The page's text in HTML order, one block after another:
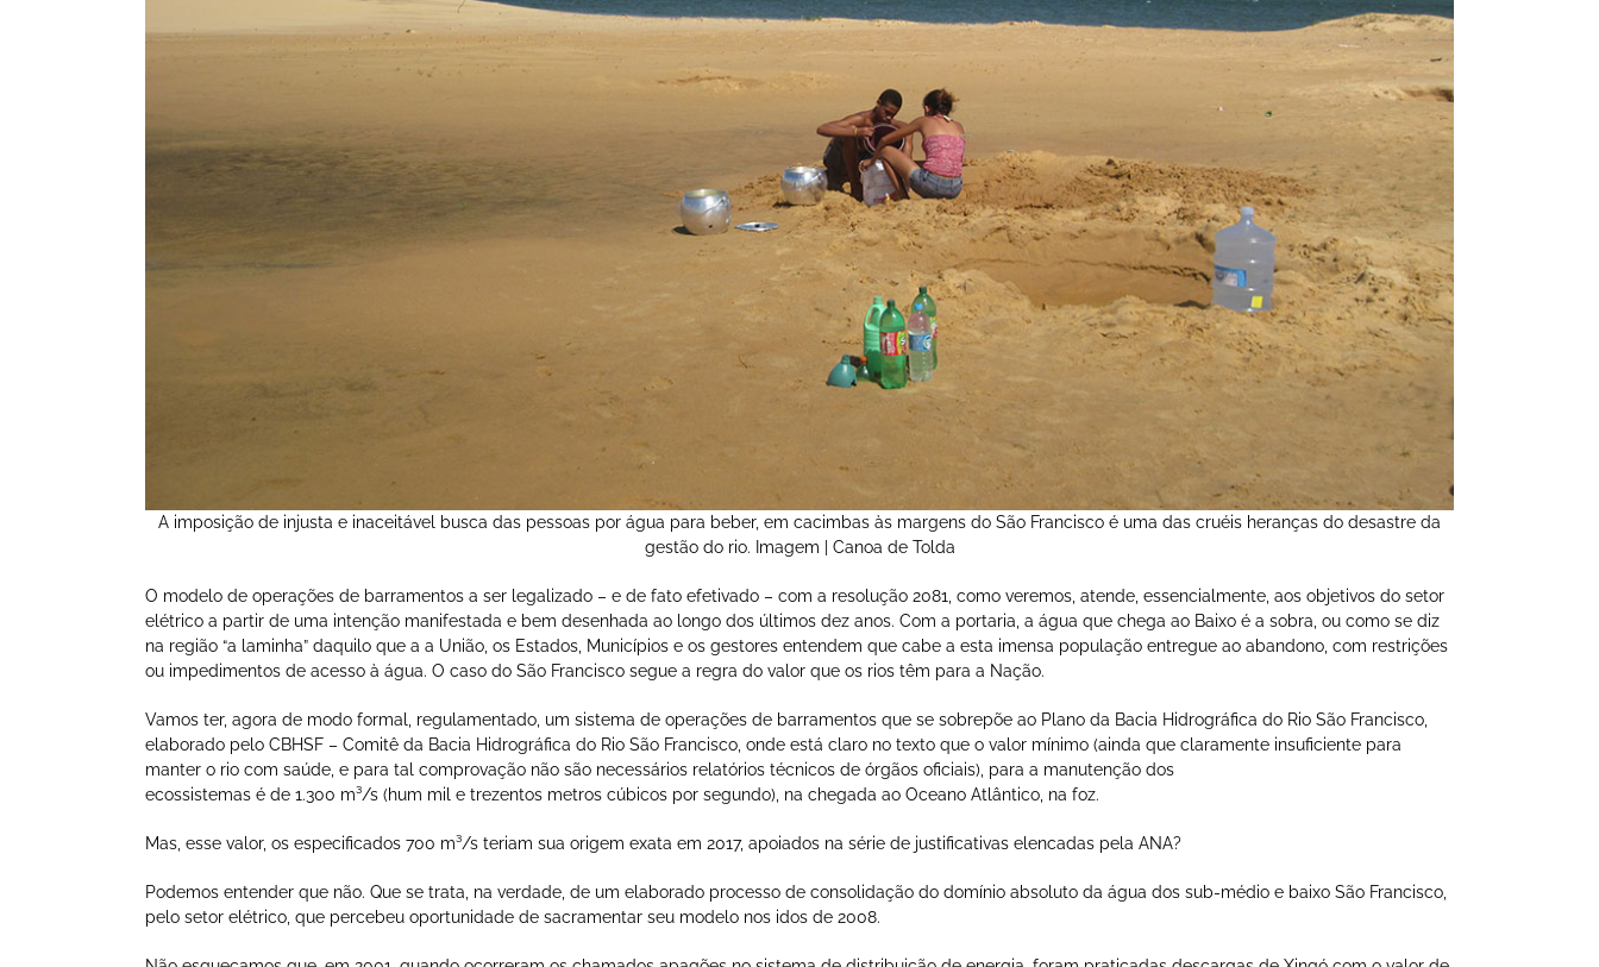
A imposição de injusta e inaceitável busca das pessoas por água para beber, em cacimbas às margens do São Francisco é uma das cruéis heranças do desastre da
gestão do rio. Imagem | Canoa de Tolda
O modelo de operações de barramentos a ser legalizado – e de fato efetivado – com a resolução 2081, como veremos, atende, essencialmente, aos objetivos do setor
elétrico a partir de uma intenção manifestada e bem desenhada ao longo dos últimos dez anos. Com a portaria, a água que chega ao Baixo é a sobra, ou como se diz
na região “a laminha” daquilo que a a União, os Estados, Municípios e os gestores entendem que cabe a esta imensa população entregue ao abandono, com restrições
ou impedimentos de acesso à água. O caso do São Francisco segue a regra do valor que os rios têm para a Nação.
Vamos ter, agora de modo formal, regulamentado, um sistema de operações de barramentos que se sobrepõe ao Plano da Bacia Hidrográfica do Rio São Francisco,
elaborado pelo CBHSF – Comitê da Bacia Hidrográfica do Rio São Francisco, onde está claro no texto que o valor mínimo (ainda que claramente insuficiente para
manter o rio com saúde, e para tal comprovação não são necessários relatórios técnicos de órgãos oficiais), para a manutenção dos
ecossistemas é de 1.300 m³/s (hum mil e trezentos metros cúbicos por segundo), na chegada ao Oceano Atlântico, na foz.
Mas, esse valor, os especificados 700 m³/s teriam sua origem exata em 2017, apoiados na série de justificativas elencadas pela ANA?
Podemos entender que não. Que se trata, na verdade, de um elaborado processo de consolidação do domínio absoluto da água dos sub-médio e baixo São Francisco,
pelo setor elétrico, que percebeu oportunidade de sacramentar seu modelo nos idos de 2008.